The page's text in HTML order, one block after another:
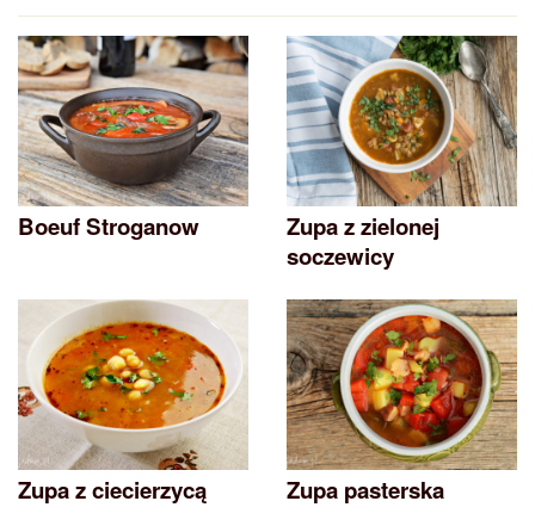
Boeuf Stroganow
Zupa z zielonej
soczewicy
Zupa z ciecierzycą Zupa pasterska